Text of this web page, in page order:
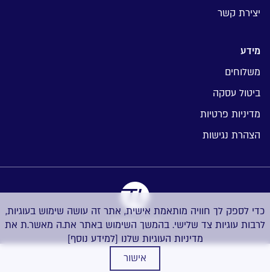
כדי לספק לך חוויה מותאמת אישית, אתר זה עושה שימוש בעוגיות,
לרבות עוגיות צד שלישי. בהמשך השימוש באתר את.ה מאשר.ת את
מדיניות העוגיות שלנו [למידע נוסף]
אישור
יצירת קשר
מידע
משלוחים
ביטול עסקה
מדיניות פרטיות
הצהרת נגישות
בניית אתרים